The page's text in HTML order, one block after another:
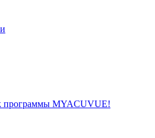
программы MYACUVUE!